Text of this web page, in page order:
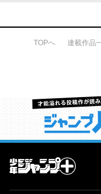
TOPへ 連載作品
才能溢れる投稿